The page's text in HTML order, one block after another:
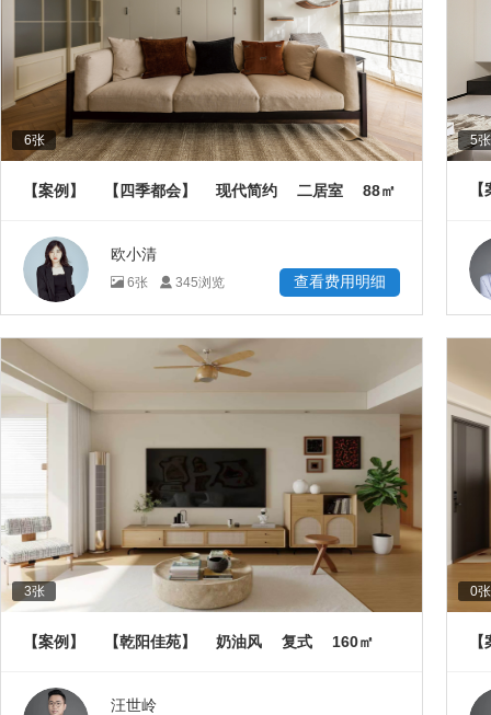
6张
【案例】 【四季都会】 现代简约 二居室 88㎡
欧小清
6张 345浏览 查看费用明细
5张
3张
【案例】 【乾阳佳苑】 奶油风 复式 160㎡
汪世岭
0张